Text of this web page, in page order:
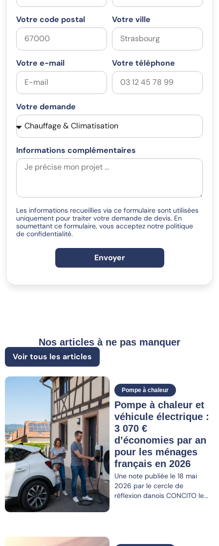
Votre code postal Votre ville
Votre e-mail Votre téléphone
Votre demande
Informations complémentaires
Les informations recueillies via ce formulaire sont utilisées
uniquement pour traiter votre demande de devis. En
soumettant ce formulaire, vous acceptez notre politique
de confidentialité.
Envoyer
Nos articles à ne pas manquer
Voir tous les articles
Pompe à chaleur
Pompe à chaleur et
véhicule électrique :
3 070 €
d’économies par an
pour les ménages
français en 2026
Une note publiée le 18 mai
2026 par le cercle de
réflexion danois CONCITO le...